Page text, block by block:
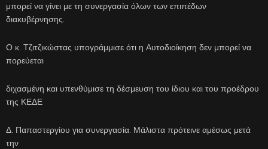
μπορεί να γίνει με τη συνεργασία όλων των επιπέδων
διακυβέρνησης.
Ο κ. Τζιτζικώστας υπογράμμισε ότι η Αυτοδιοίκηση δεν μπορεί να
πορεύεται
διχασμένη και υπενθύμισε τη δέσμευση του ίδιου και του προέδρου
της ΚΕΔΕ
Δ. Παπαστεργίου για συνεργασία. Μάλιστα πρότεινε αμέσως μετά
την